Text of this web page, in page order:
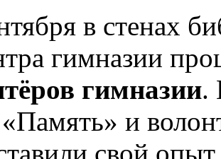
в стенах
гимназии
гимназии.
и
свой